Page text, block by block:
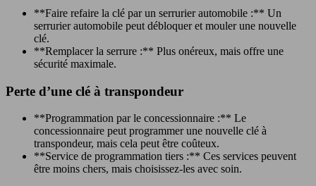
**Faire refaire la clé par un serrurier automobile :** Un
serrurier automobile peut débloquer et mouler une nouvelle
clé.
**Remplacer la serrure :** Plus onéreux, mais offre une
sécurité maximale.
Perte d’une clé à transpondeur
**Programmation par le concessionnaire :** Le
concessionnaire peut programmer une nouvelle clé à
transpondeur, mais cela peut être coûteux.
**Service de programmation tiers :** Ces services peuvent
être moins chers, mais choisissez-les avec soin.